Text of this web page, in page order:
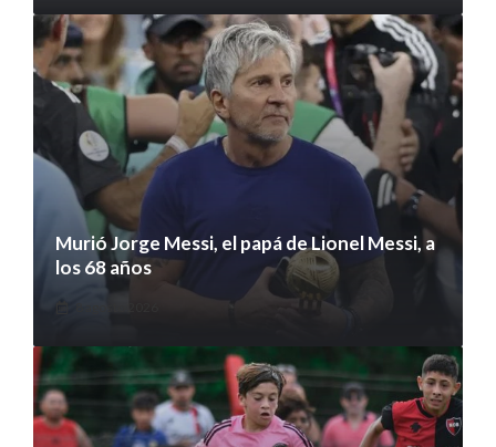
Murió Jorge Messi, el papá de Lionel Messi, a
los 68 años